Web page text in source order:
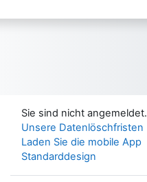
Sie sind nicht angemeldet.
Unsere Datenlöschfristen
Laden Sie die mobile App
Standarddesign